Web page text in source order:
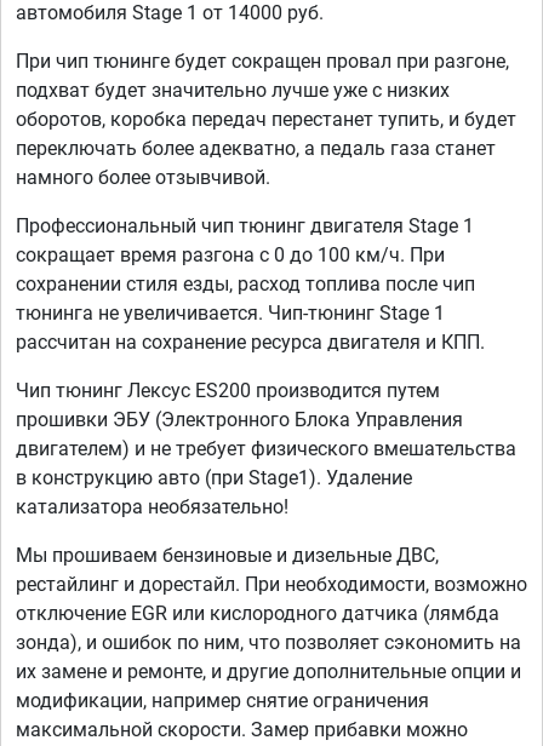
автомобиля Stage 1 от 14000 руб.
При чип тюнинге будет сокращен провал при разгоне,
подхват будет значительно лучше уже с низких
оборотов, коробка передач перестанет тупить, и будет
переключать более адекватно, а педаль газа станет
намного более отзывчивой.
Профессиональный чип тюнинг двигателя Stage 1
сокращает время разгона с 0 до 100 км/ч. При
сохранении стиля езды, расход топлива после чип
тюнинга не увеличивается. Чип-тюнинг Stage 1
рассчитан на сохранение ресурса двигателя и КПП.
Чип тюнинг Лексус ES200 производится путем
прошивки ЭБУ (Электронного Блока Управления
двигателем) и не требует физического вмешательства
в конструкцию авто (при Stage1). Удаление
катализатора необязательно!
Мы прошиваем бензиновые и дизельные ДВС,
рестайлинг и дорестайл. При необходимости, возможно
отключение EGR или кислородного датчика (лямбда
зонда), и ошибок по ним, что позволяет сэкономить на
их замене и ремонте, и другие дополнительные опции и
модификации, например снятие ограничения
максимальной скорости. Замер прибавки можно